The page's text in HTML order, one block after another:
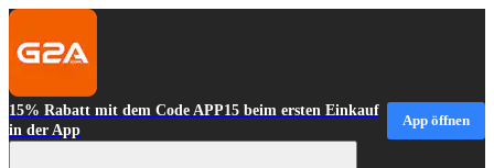
15% Rabatt mit dem Code APP15 beim ersten Einkauf
in der App
App öffnen